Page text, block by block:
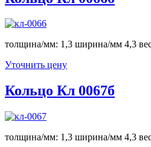
толщина/мм: 1,3 ширина/мм 4,3
Уточнить цену
Кольцо Кл 0067б
толщина/мм: 1,3 ширина/мм 4,3